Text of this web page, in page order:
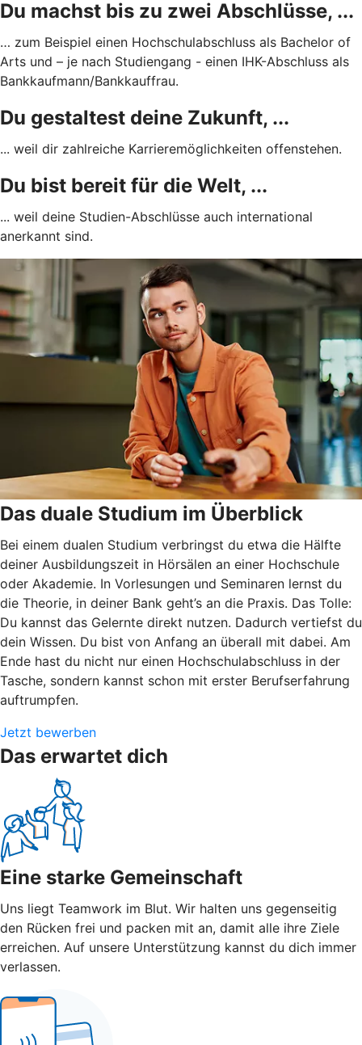
Du machst bis zu zwei Abschlüsse, ...
… zum Beispiel einen Hochschulabschluss als Bachelor of
Arts und – je nach Studiengang - einen IHK-Abschluss als
Bankkaufmann/Bankkauffrau.
Du gestaltest deine Zukunft, ...
... weil dir zahlreiche Karrieremöglichkeiten offenstehen.
Du bist bereit für die Welt, ...
... weil deine Studien-Abschlüsse auch international
anerkannt sind.
Das duale Studium im Überblick
Bei einem dualen Studium verbringst du etwa die Hälfte
deiner Ausbildungszeit in Hörsälen an einer Hochschule
oder Akademie. In Vorlesungen und Seminaren lernst du
die Theorie, in deiner Bank geht’s an die Praxis. Das Tolle:
Du kannst das Gelernte direkt nutzen. Dadurch vertiefst du
dein Wissen. Du bist von Anfang an überall mit dabei. Am
Ende hast du nicht nur einen Hochschulabschluss in der
Tasche, sondern kannst schon mit erster Berufserfahrung
auftrumpfen.
Jetzt bewerben
Das erwartet dich
Eine starke Gemeinschaft
Uns liegt Teamwork im Blut. Wir halten uns gegenseitig
den Rücken frei und packen mit an, damit alle ihre Ziele
erreichen. Auf unsere Unterstützung kannst du dich immer
verlassen.